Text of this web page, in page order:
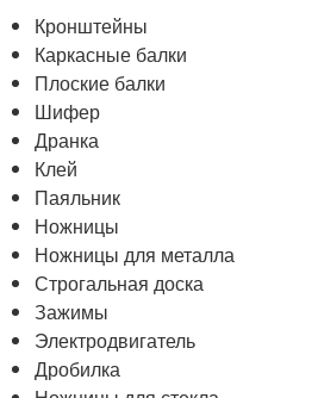
Кронштейны
Каркасные балки
Плоские балки
Шифер
Дранка
Клей
Паяльник
Ножницы
Ножницы для металла
Строгальная доска
Зажимы
Электродвигатель
Дробилка